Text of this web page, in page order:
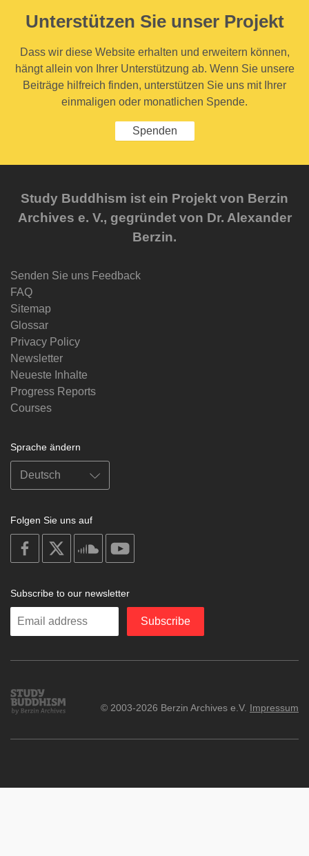
Unterstützen Sie unser Projekt
Dass wir diese Website erhalten und erweitern können,
hängt allein von Ihrer Unterstützung ab. Wenn Sie unsere
Beiträge hilfreich finden, unterstützen Sie uns mit Ihrer
einmaligen oder monatlichen Spende.
Spenden
Study Buddhism ist ein Projekt von Berzin
Archives e. V., gegründet von Dr. Alexander
Berzin.
Senden Sie uns Feedback
FAQ
Sitemap
Glossar
Privacy Policy
Newsletter
Neueste Inhalte
Progress Reports
Courses
Sprache ändern
Folgen Sie uns auf
on
facebook
soundcloud
Subscribe to our newsletter
Enter
Subscribe
Study
Buddhism
© 2003-2026 Berzin Archives e.V. Impressum